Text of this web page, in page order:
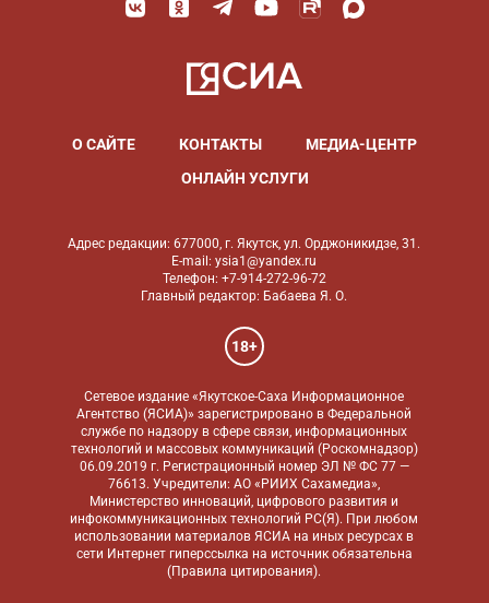
О САЙТЕ КОНТАКТЫ
МЕДИА-ЦЕНТР
ОНЛАЙН УСЛУГИ
Адрес редакции: 677000, г. Якутск, ул. Орджоникидзе, 31.
E-mail: ysia1@yandex.ru
Телефон: +7-914-272-96-72
Главный редактор: Бабаева Я. О.
18+
Сетевое издание «Якутское-Саха Информационное
Агентство (ЯСИА)» зарегистрировано в Федеральной
службе по надзору в сфере связи, информационных
технологий и массовых коммуникаций (Роскомнадзор)
06.09.2019 г. Регистрационный номер ЭЛ № ФС 77 —
76613. Учредители: АО «РИИХ Сахамедиа»,
Министерство инноваций, цифрового развития и
инфокоммуникационных технологий РС(Я). При любом
использовании материалов ЯСИА на иных ресурсах в
сети Интернет гиперссылка на источник обязательна
(Правила цитирования).